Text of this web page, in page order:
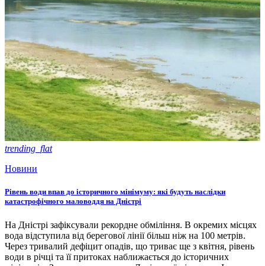
trending_flat
Новини
Рівень води впав до історичного мінімуму: які будуть наслідки
катастрофічного маловоддя на Дністрі
На Дністрі зафіксували рекордне обміління. В окремих місцях
вода відступила від берегової лінії більш ніж на 100 метрів.
Через тривалий дефіцит опадів, що триває ще з квітня, рівень
води в річці та її притоках наближається до історичних